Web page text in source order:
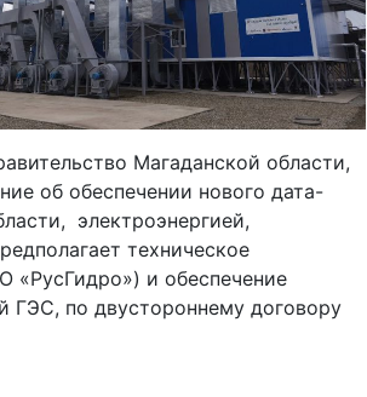
Магаданской области,
об обеспечении нового дата-
электроэнергией,
техническое
«РусГидро») и обеспечение
ГЭС, по двустороннему договору